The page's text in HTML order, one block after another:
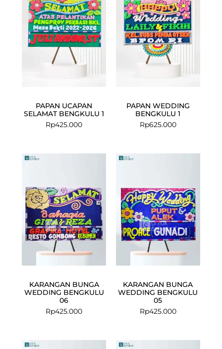
PAPAN UCAPAN
SELAMAT BENGKULU 1
Rp425.000
PAPAN WEDDING
BENGKULU 1
Rp625.000
KARANGAN BUNGA
WEDDING BENGKULU
06
Rp425.000
KARANGAN BUNGA
WEDDING BENGKULU
05
Rp425.000